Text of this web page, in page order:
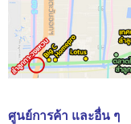
ศูนย์การค้า และอื่น ๆ